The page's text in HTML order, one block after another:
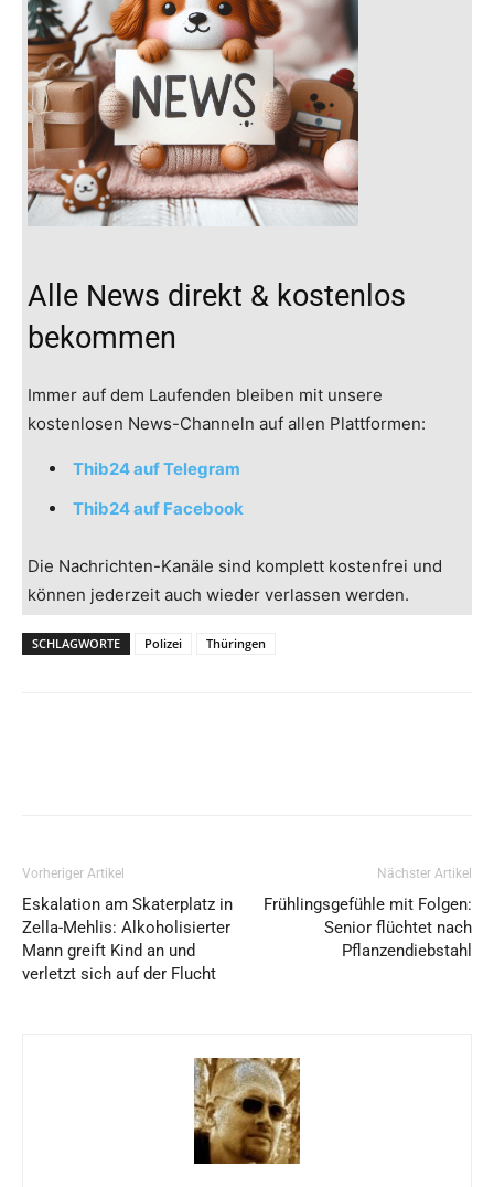
Alle News direkt & kostenlos
bekommen
Immer auf dem Laufenden bleiben mit unsere
kostenlosen News-Channeln auf allen Plattformen:
Thib24 auf Telegram
Thib24 auf Facebook
Die Nachrichten-Kanäle sind komplett kostenfrei und
können jederzeit auch wieder verlassen werden.
SCHLAGWORTE Polizei Thüringen
Vorheriger Artikel
Eskalation am Skaterplatz in
Zella-Mehlis: Alkoholisierter
Mann greift Kind an und
verletzt sich auf der Flucht
Nächster Artikel
Frühlingsgefühle mit Folgen:
Senior flüchtet nach
Pflanzendiebstahl